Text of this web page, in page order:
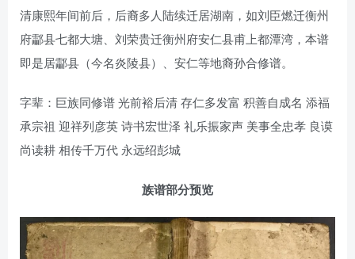
清康熙年间前后，后裔多人陆续迁居湖南，如刘臣燃迁衡州
府酃县七都大塘、刘荣贵迁衡州府安仁县甫上都潭湾，本谱
即是居酃县（今名炎陵县）、安仁等地裔孙合修谱。
字辈：巨族同修谱 光前裕后清 存仁多发富 积善自成名 添福
承宗祖 迎祥列彦英 诗书宏世泽 礼乐振家声 美事全忠孝 良谟
尚读耕 相传千万代 永远绍彭城
族谱部分预览